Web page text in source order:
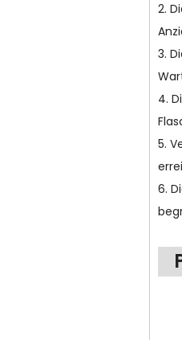
2.
3.
4.
5.
6.